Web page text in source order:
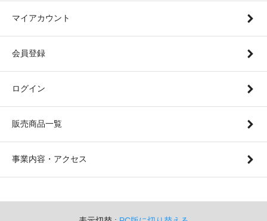
マイアカウント
会員登録
ログイン
販売商品一覧
事業内容・アクセス